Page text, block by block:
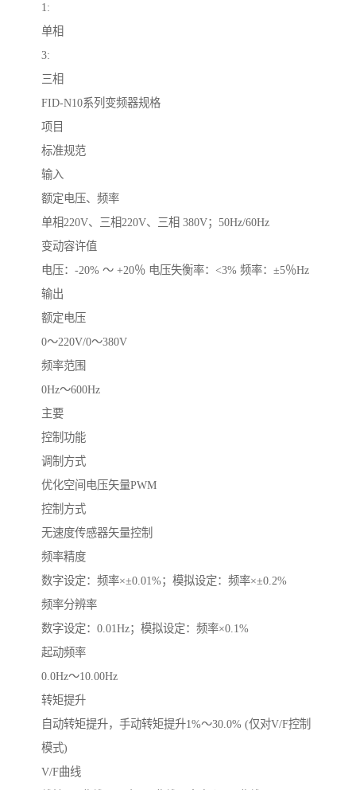
1:
单相
3:
三相
FID-N10系列变频器规格
项目
标准规范
输入
额定电压、频率
单相220V、三相220V、三相 380V；50Hz/60Hz
变动容许值
电压：-20% ～ +20％ 电压失衡率：<3% 频率：±5％Hz
输出
额定电压
0～220V/0～380V
频率范围
0Hz～600Hz
主要
控制功能
调制方式
优化空间电压矢量PWM
控制方式
无速度传感器矢量控制
频率精度
数字设定：频率×±0.01%；模拟设定：频率×±0.2%
频率分辨率
数字设定：0.01Hz；模拟设定：频率×0.1%
起动频率
0.0Hz～10.00Hz
转矩提升
自动转矩提升，手动转矩提升1%～30.0% (仅对V/F控制
模式)
V/F曲线